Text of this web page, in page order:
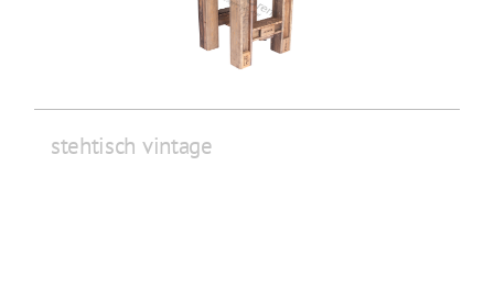
stehtisch vintage